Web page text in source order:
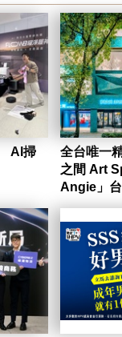
AI掃
全台唯一
之間 Art
Angie」